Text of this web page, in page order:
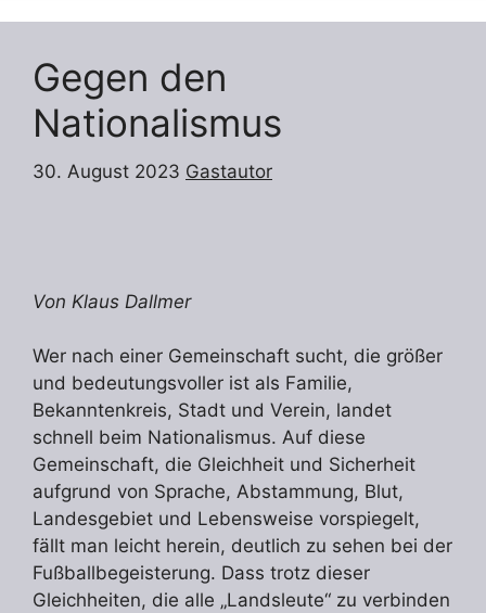
Gegen den
Nationalismus
30. August 2023 Gastautor
Von Klaus Dallmer
Wer nach einer Gemeinschaft sucht, die größer
und bedeutungsvoller ist als Familie,
Bekanntenkreis, Stadt und Verein, landet
schnell beim Nationalismus. Auf diese
Gemeinschaft, die Gleichheit und Sicherheit
aufgrund von Sprache, Abstammung, Blut,
Landesgebiet und Lebensweise vorspiegelt,
fällt man leicht herein, deutlich zu sehen bei der
Fußballbegeisterung. Dass trotz dieser
Gleichheiten, die alle „Landsleute“ zu verbinden